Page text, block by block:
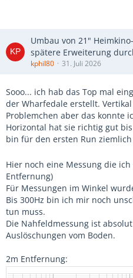
Umbau von 21"
spätere Erweiterung
kphil80 31. Juli 2026
Sooo... ich hab das Top mal
der Wharfedale erstellt.
Problemchen aber das konnte
Horizontal hat sie richtig gut
bin für den ersten Run
Hier noch eine Messung die
Entfernung)
Für Messungen im Winkel
Bis 300Hz bin ich mir noch
tun muss.
Die Nahfeldmessung ist
Auslöschungen vom Boden.
2m Entfernung: